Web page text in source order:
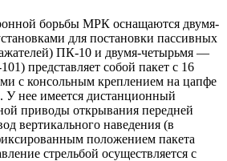
борьбы МРК оснащаются двумя-
для постановки пассивных
ПК-10 и двумя-четырьмя —
представляет собой пакет с 16
с консольным креплением на цапфе
У нее имеется дистанционный
приводы открывания передней
вертикального наведения (в
положением пакета
стрельбой осуществляется с